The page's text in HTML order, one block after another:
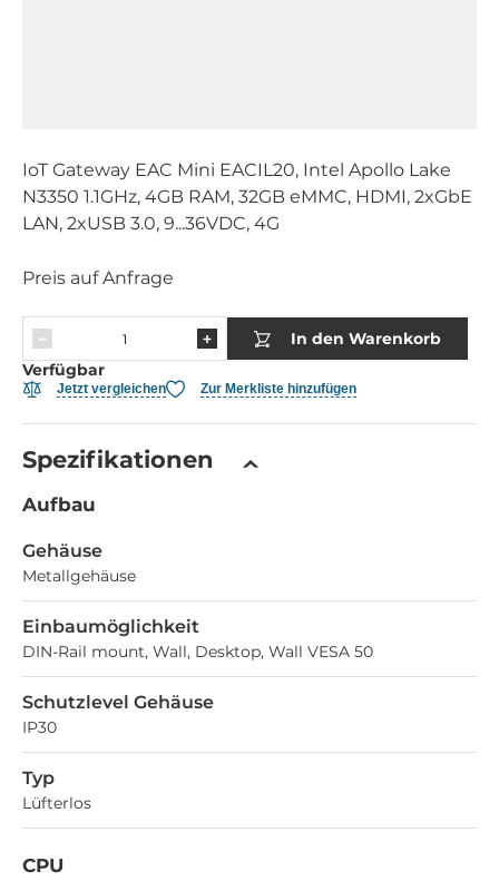
IoT Gateway EAC Mini EACIL20, Intel Apollo Lake
N3350 1.1GHz, 4GB RAM, 32GB eMMC, HDMI, 2xGbE
LAN, 2xUSB 3.0, 9...36VDC, 4G
Preis auf Anfrage
In den Warenkorb
Verfügbar
Jetzt vergleichen Zur Merkliste hinzufügen
Spezifikationen
Aufbau
Gehäuse
Metallgehäuse
Einbaumöglichkeit
DIN-Rail mount, Wall, Desktop, Wall VESA 50
Schutzlevel Gehäuse
IP30
Typ
Lüfterlos
CPU